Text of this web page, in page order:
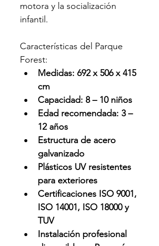
motora y la socialización
infantil.
Características del Parque
Forest:
Medidas: 692 x 506 x 415
cm
Capacidad: 8 – 10 niños
Edad recomendada: 3 –
12 años
Estructura de acero
galvanizado
Plásticos UV resistentes
para exteriores
Certificaciones ISO 9001,
ISO 14001, ISO 18000 y
TUV
Instalación profesional